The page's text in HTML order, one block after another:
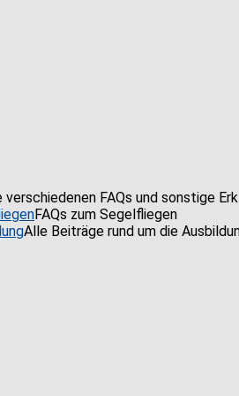
verschiedenen FAQs und sonstige
FAQs zum Segelfliegen
Alle Beiträge rund um die